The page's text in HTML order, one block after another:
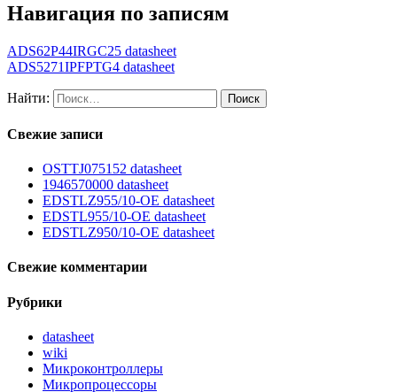
Навигация по записям
ADS62P44IRGC25 datasheet
ADS5271IPFPTG4 datasheet
Найти:
Свежие записи
OSTTJ075152 datasheet
1946570000 datasheet
EDSTLZ955/10-OE datasheet
EDSTL955/10-OE datasheet
EDSTLZ950/10-OE datasheet
Свежие комментарии
Рубрики
datasheet
wiki
Микроконтроллеры
Микропроцессоры